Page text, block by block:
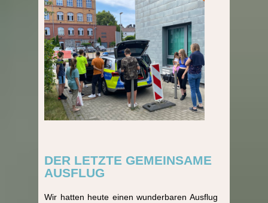
DER LETZTE GEMEINSAME
AUSFLUG
Wir hatten heute einen wunderbaren Ausflug